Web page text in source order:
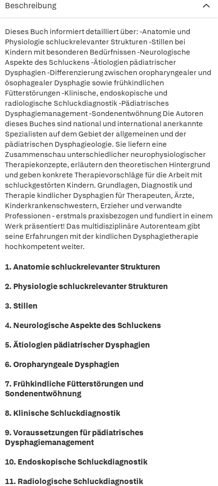
Beschreibung
Dieses Buch informiert detailliert über: -Anatomie und
Physiologie schluckrelevanter Strukturen -Stillen bei
Kindern mit besonderen Bedürfnissen -Neurologische
Aspekte des Schluckens -Ätiologien pädiatrischer
Dysphagien -Differenzierung zwischen oropharyngealer und
ösophagealer Dysphagie sowie frühkindlichen
Fütterstörungen -Klinische, endoskopische und
radiologische Schluckdiagnostik -Pädiatrisches
Dysphagiemanagement -Sondenentwöhnung Die Autoren
dieses Buches sind national und international anerkannte
Spezialisten auf dem Gebiet der allgemeinen und der
pädiatrischen Dysphagieologie. Sie liefern eine
Zusammenschau unterschiedlicher neurophysiologischer
Therapiekonzepte, erläutern den theoretischen Hintergrund
und geben konkrete Therapievorschläge für die Arbeit mit
schluckgestörten Kindern. Grundlagen, Diagnostik und
Therapie kindlicher Dysphagien für Therapeuten, Ärzte,
Kinderkrankenschwestern, Erzieher und verwandte
Professionen - erstmals praxisbezogen und fundiert in einem
Werk präsentiert! Das multidisziplinäre Autorenteam gibt
seine Erfahrungen mit der kindlichen Dysphagietherapie
hochkompetent weiter.
1. Anatomie schluckrelevanter Strukturen
2. Physiologie schluckrelevanter Strukturen
3. Stillen
4. Neurologische Aspekte des Schluckens
5. Ätiologien pädiatrischer Dysphagien
6. Oropharyngeale Dysphagien
7. Frühkindliche Fütterstörungen und
Sondenentwöhnung
8. Klinische Schluckdiagnostik
9. Voraussetzungen für pädiatrisches
Dysphagiemanagement
10. Endoskopische Schluckdiagnostik
11. Radiologische Schluckdiagnostik